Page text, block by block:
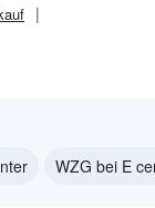
WZG bei E